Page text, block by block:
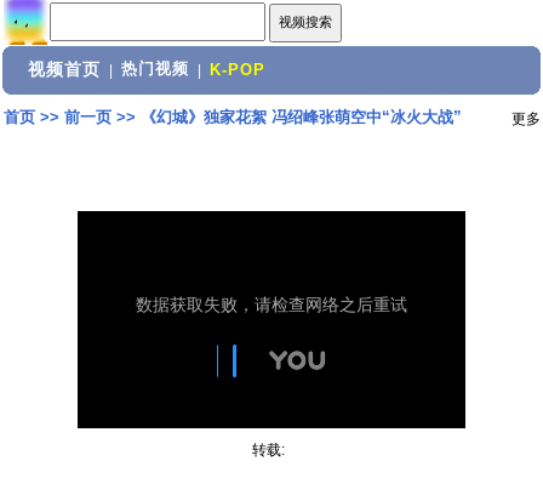
视频首页 热门视频 K-POP
首页>> 前一页>> 《幻城》独家花絮 冯绍峰张萌空中“冰火大战” 更多
转载: